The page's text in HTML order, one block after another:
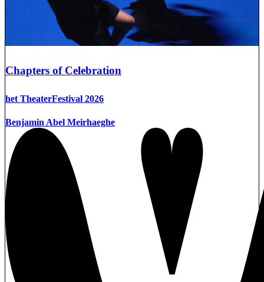
Chapters of Celebration
het TheaterFestival 2026
Benjamin Abel Meirhaeghe